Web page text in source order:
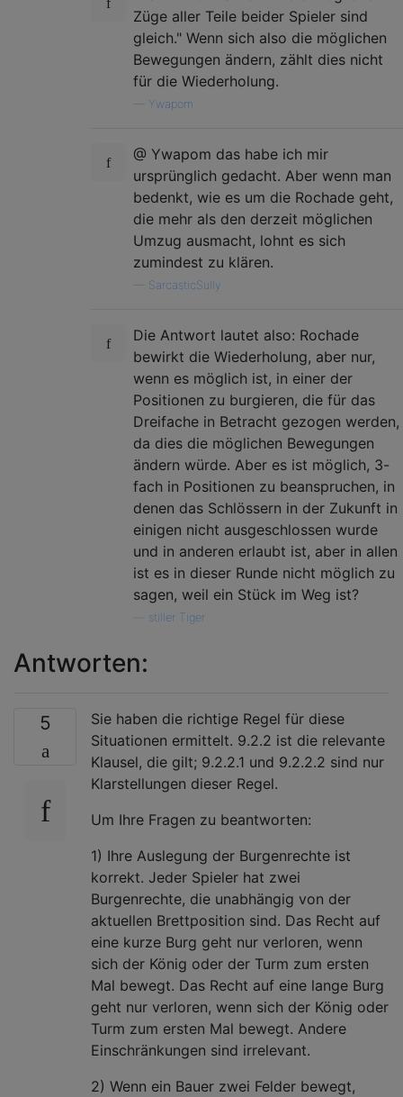
Züge aller Teile beider Spieler sind
gleich." Wenn sich also die möglichen
Bewegungen ändern, zählt dies nicht
für die Wiederholung.
Ywapom
@ Ywapom das habe ich mir
ursprünglich gedacht. Aber wenn man
bedenkt, wie es um die Rochade geht,
die mehr als den derzeit möglichen
Umzug ausmacht, lohnt es sich
zumindest zu klären.
SarcasticSully
Die Antwort lautet also: Rochade
bewirkt die Wiederholung, aber nur,
wenn es möglich ist, in einer der
Positionen zu burgieren, die für das
Dreifache in Betracht gezogen werden,
da dies die möglichen Bewegungen
ändern würde. Aber es ist möglich, 3-
fach in Positionen zu beanspruchen, in
denen das Schlössern in der Zukunft in
einigen nicht ausgeschlossen wurde
und in anderen erlaubt ist, aber in allen
ist es in dieser Runde nicht möglich zu
sagen, weil ein Stück im Weg ist?
stiller Tiger
Antworten:
5
Sie haben die richtige Regel für diese
Situationen ermittelt. 9.2.2 ist die relevante
Klausel, die gilt; 9.2.2.1 und 9.2.2.2 sind nur
Klarstellungen dieser Regel.
Um Ihre Fragen zu beantworten:
1) Ihre Auslegung der Burgenrechte ist
korrekt. Jeder Spieler hat zwei
Burgenrechte, die unabhängig von der
aktuellen Brettposition sind. Das Recht auf
eine kurze Burg geht nur verloren, wenn
sich der König oder der Turm zum ersten
Mal bewegt. Das Recht auf eine lange Burg
geht nur verloren, wenn sich der König oder
Turm zum ersten Mal bewegt. Andere
Einschränkungen sind irrelevant.
2) Wenn ein Bauer zwei Felder bewegt,